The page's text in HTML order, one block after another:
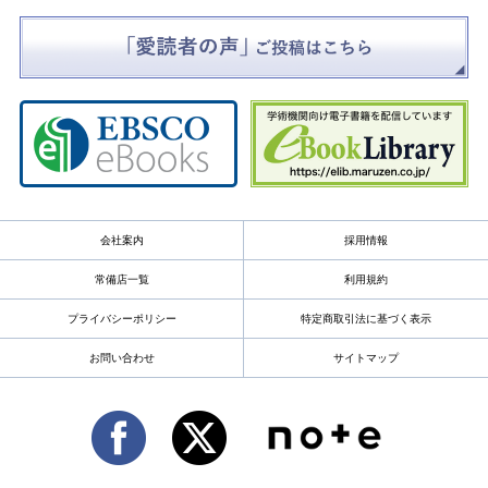
会社案内 採用情報
常備店一覧 利用規約
プライバシーポリシー 特定商取引法に基づく表示
お問い合わせ サイトマップ